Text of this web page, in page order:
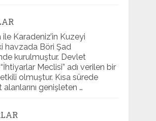
Karadeniz’in Kuzeyi
havzada Böri Şad
kurulmuştur. Devlet
Meclisi” adı verilen bir
olmuştur. Kısa sürede
genişleten …